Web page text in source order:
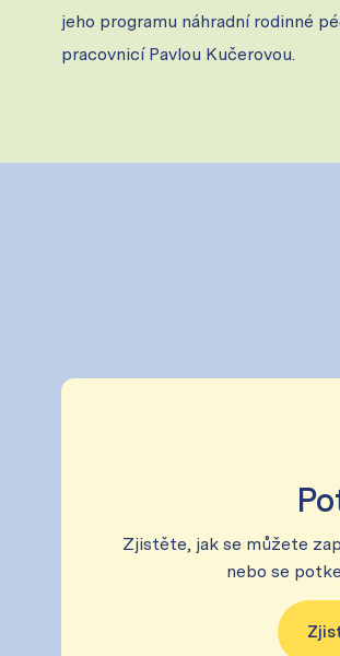
jeho programu náhradní rodinné
pracovnicí Pavlou Kučerovou.
Zjistěte, jak se můžete
nebo se